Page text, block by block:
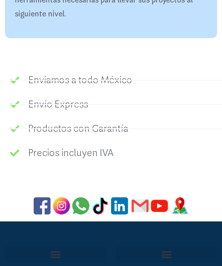
siguiente nivel.​
Enviamos a todo México
Envío Express
Productos con Garantía
Precios incluyen IVA